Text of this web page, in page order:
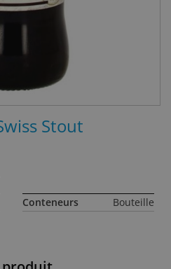
Stout
Conteneurs Bouteille